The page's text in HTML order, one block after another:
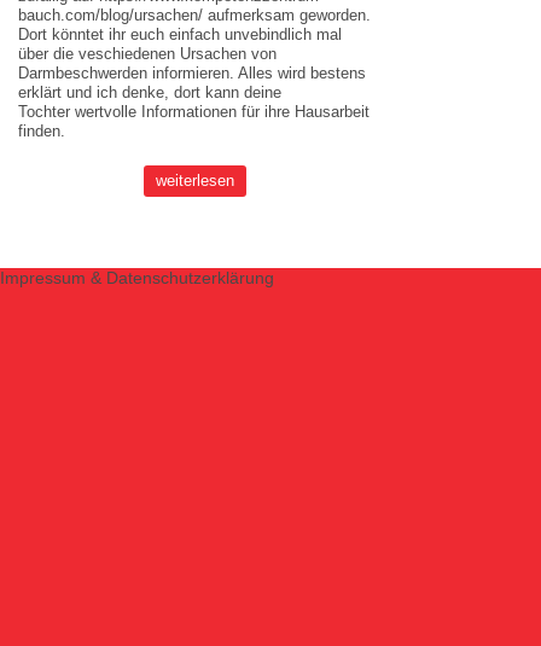
bauch.com/blog/ursachen/ aufmerksam geworden.
Dort könntet ihr euch einfach unvebindlich mal
über die veschiedenen Ursachen von
Darmbeschwerden informieren. Alles wird bestens
erklärt und ich denke, dort kann deine
Tochter wertvolle Informationen für ihre Hausarbeit
finden.
weiterlesen
Impressum & Datenschutzerklärung